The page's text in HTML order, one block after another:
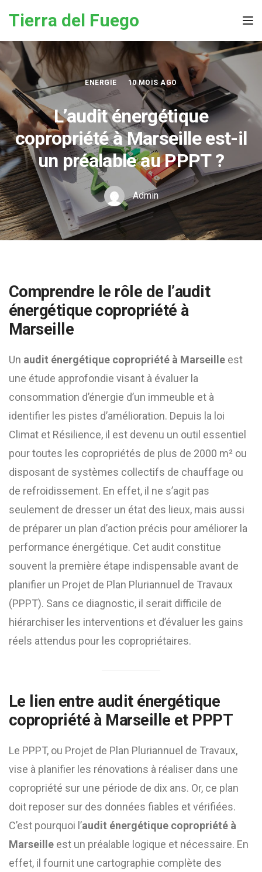
Tierra del Fuego
ENERGIE 10 MOIS AGO
L’audit énergétique
copropriété à Marseille est-il
un préalable au PPPT ?
Admin
Comprendre le rôle de l’audit
énergétique copropriété à
Marseille
Un audit énergétique copropriété à Marseille est
une étude approfondie visant à évaluer la
consommation d’énergie d’un immeuble et à
identifier les pistes d’amélioration. Depuis la loi
Climat et Résilience, il est devenu un outil essentiel
pour toutes les copropriétés de plus de 2000 m² ou
disposant de systèmes collectifs de chauffage ou
de refroidissement. En effet, il ne s’agit pas
seulement de dresser un état des lieux, mais aussi
de préparer un plan d’action précis pour améliorer la
performance énergétique. Cet audit constitue
souvent la première étape indispensable avant de
planifier un Projet de Plan Pluriannuel de Travaux
(PPPT). Sans ce diagnostic, il serait difficile de
hiérarchiser les interventions et d’évaluer les gains
réels attendus pour les copropriétaires.
Le lien entre audit énergétique
copropriété à Marseille et PPPT
Le PPPT, ou Projet de Plan Pluriannuel de Travaux,
vise à planifier les rénovations à réaliser dans une
copropriété sur une période de dix ans. Or, ce plan
doit reposer sur des données fiables et vérifiées.
C’est pourquoi l’audit énergétique copropriété à
Marseille est un préalable logique et nécessaire. En
effet, il fournit une cartographie complète des